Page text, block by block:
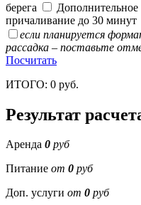
берега
причаливание до 30 минут
если планируется
рассадка – поставьте
Посчитать
ИТОГО: 0 руб.
Результат
Аренда 0 руб
Питание от 0 руб
Доп. услуги от 0 руб